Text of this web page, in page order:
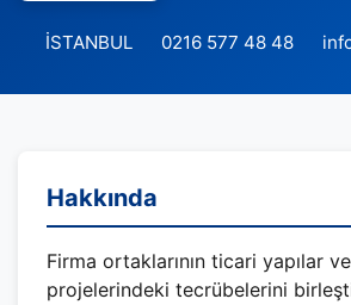
İSTANBUL 0216 577 48 48
Hakkında
Firma ortaklarının ticari yapılar
projelerindeki tecrübelerini